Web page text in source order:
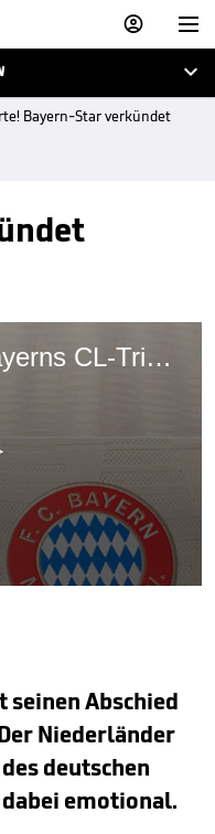



Bayern-Star verkündet
01:45 | Retrolook: Bayerns CL-Trikot begeistert Fans
Abschied
Niederländer
deutschen
emotional.